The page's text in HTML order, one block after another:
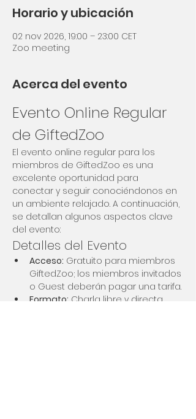
Horario y ubicación
02 nov 2026, 19:00 – 23:00 CET
Zoo meeting
Acerca del evento
Evento Online Regular
de GiftedZoo
El evento online regular para los
miembros de GiftedZoo es una
excelente oportunidad para
conectar y seguir conociéndonos en
un ambiente relajado. A continuación,
se detallan algunos aspectos clave
del evento:
Detalles del Evento
Acceso: Gratuito para miembros
GiftedZoo; los miembros invitados
o Guest deberán pagar una tarifa.
Formato: Charla libre y directa,